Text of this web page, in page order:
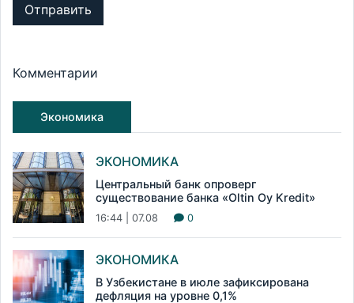
Отправить
Комментарии
Экономика
ЭКОНОМИКА
Центральный банк опроверг
существование банка «Oltin Oy Kredit»
16:44 | 07.08 0
ЭКОНОМИКА
В Узбекистане в июле зафиксирована
дефляция на уровне 0,1%